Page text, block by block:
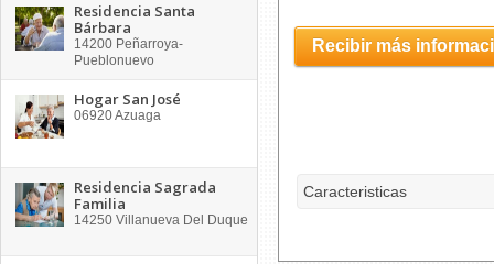
Residencia Santa
Bárbara
14200 Peñarroya-
Pueblonuevo
Hogar San José
06920Azuaga
Residencia Sagrada
Familia
14250 Villanueva Del Duque
Recibir más
Caracteristicas